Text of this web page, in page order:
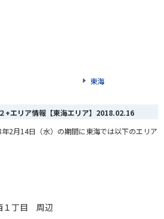
東海
エリア情報【東海エリア】 2018.02.16
2月14日（水）の期間に東海では以下のエリア
１丁目 周辺